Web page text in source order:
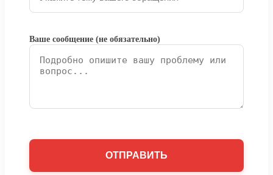
Ваше сообщение (не обязательно)